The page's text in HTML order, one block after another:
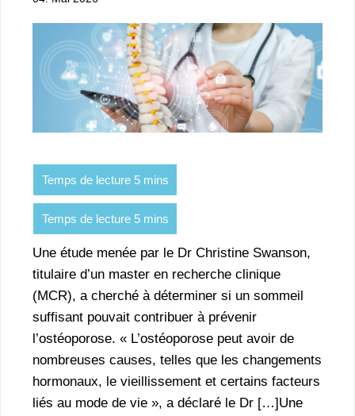
Une étude menée par le Dr Christine Swanson,
titulaire d’un master en recherche clinique
(MCR), a cherché à déterminer si un sommeil
suffisant pouvait contribuer à prévenir
l’ostéoporose. « L’ostéoporose peut avoir de
nombreuses causes, telles que les changements
hormonaux, le vieillissement et certains facteurs
liés au mode de vie », a déclaré le Dr […]Une